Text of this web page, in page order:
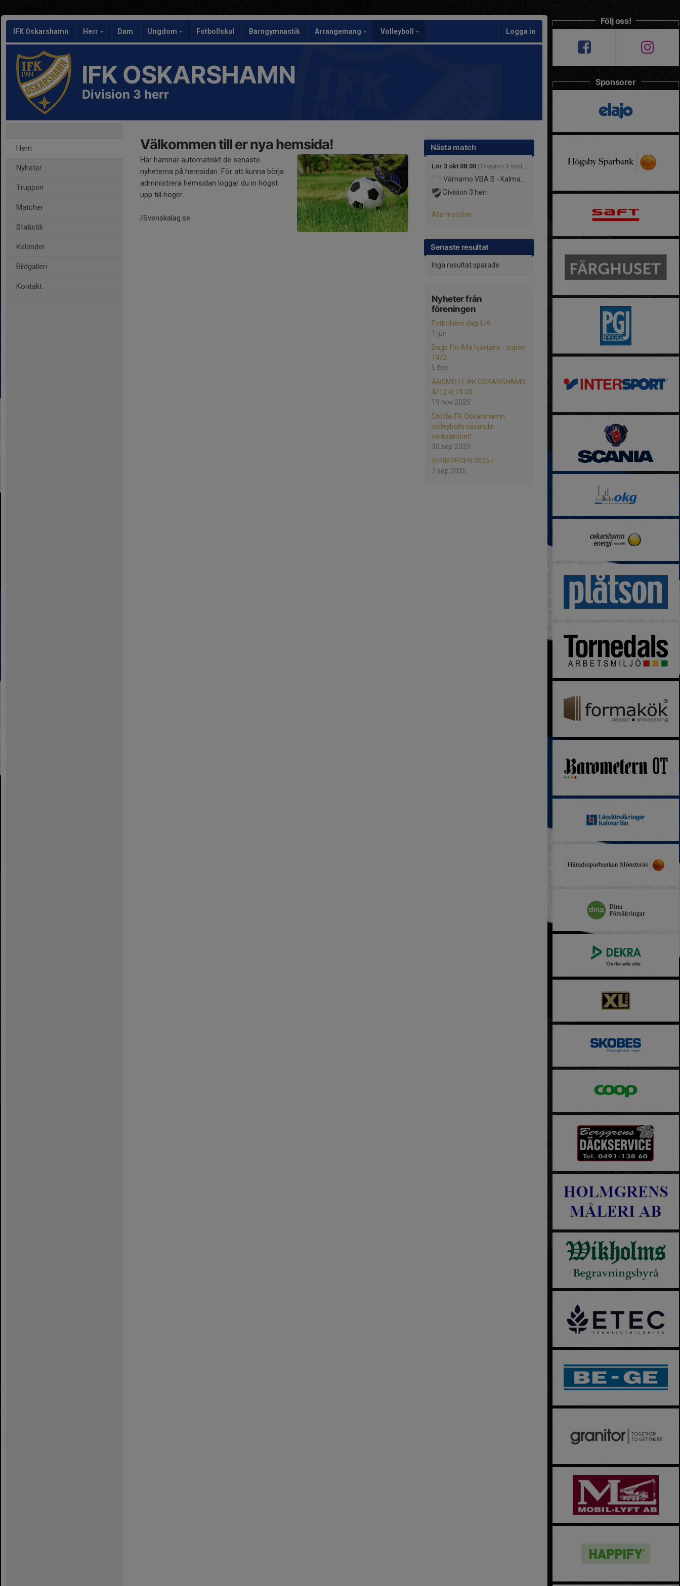
IFK Oskarshamn Herr Dam Ungdom Fotbollskul Barngymnastik Arrangemang Volleyboll Logga in
IFK OSKARSHAMN
Division 3 herr
Hem
Nyheter
Truppen
Matcher
Statistik
Kalender
Bildgalleri
Kontakt
Nästa match
Lör 3 okt 08:00 | Division 3 södra - mitt herrar
Värnamo VBA B - Kalmar VBK B
Division 3 herr
Alla matcher
Senaste resultat
Inga resultat sparade
Nyheter från
föreningen
Fotbollens dag 6/6
1 jun
Dags för Alla hjärtans - cupen
14/2
5 feb
ÅRSMÖTE IFK OSKARSHAMN
4/12 kl 19:00
19 nov 2025
Stötta IFK Oskarshamn
volleybolls växande
verksamhet!
30 sep 2025
SERIESEGER 2025 !
7 sep 2025
Välkommen till er nya hemsida!
Här hamnar automatiskt de senaste
nyheterna på hemsidan. För att kunna börja
administrera hemsidan loggar du in högst
upp till höger.
/Svenskalag.se
Följ oss!
Sponsorer